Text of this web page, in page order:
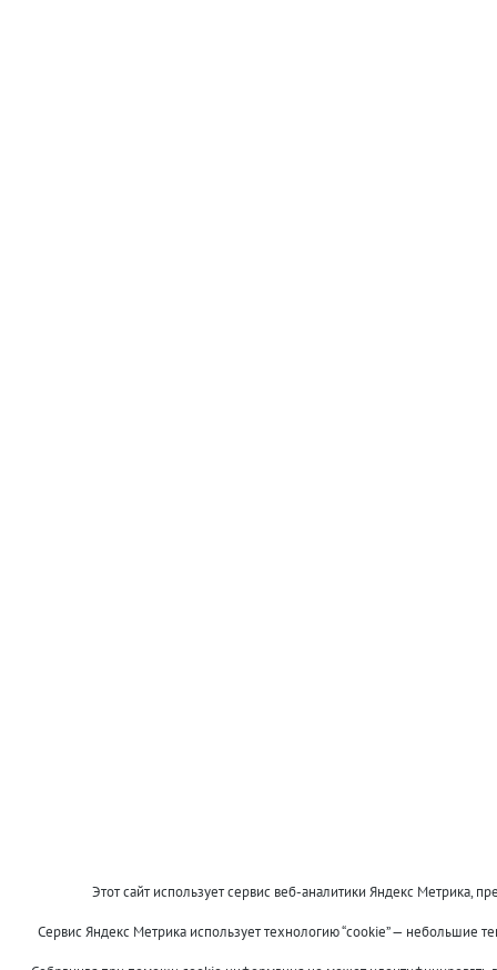
Этот сайт использует сервис веб-аналитики Яндекс Метрика,
Сервис Яндекс Метрика использует технологию “cookie” — небольшие